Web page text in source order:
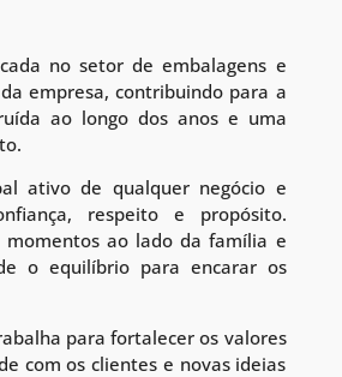
no setor de embalagens e
empresa, contribuindo para a
ao longo dos anos e uma
ativo de qualquer negócio e
respeito e propósito.
momentos ao lado da família e
o equilíbrio para encarar os
para fortalecer os valores
com os clientes e novas ideias